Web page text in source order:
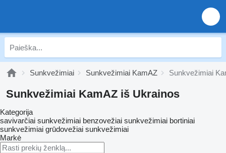
Sunkvežimiai Sunkvežimiai KamAZ Sunkvežimiai
Sunkvežimiai KamAZ iš Ukrainos
Kategorija
savivarčiai sunkvežimiai benzovežiai sunkvežimiai bortiniai
sunkvežimiai grūdovežiai sunkvežimiai
Markė